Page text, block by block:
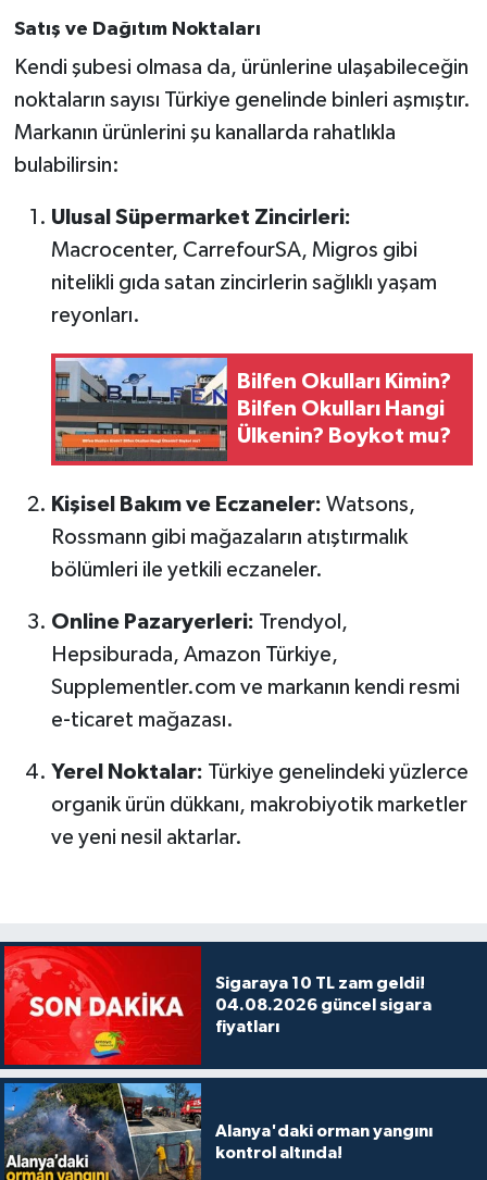
Satış ve Dağıtım Noktaları
Kendi şubesi olmasa da, ürünlerine ulaşabileceğin
noktaların sayısı Türkiye genelinde binleri aşmıştır.
Markanın ürünlerini şu kanallarda rahatlıkla
bulabilirsin:
Ulusal Süpermarket Zincirleri:
Macrocenter, CarrefourSA, Migros gibi
nitelikli gıda satan zincirlerin sağlıklı yaşam
reyonları.
Bilfen Okulları Kimin?
Bilfen Okulları Hangi
Ülkenin? Boykot mu?
Kişisel Bakım ve Eczaneler: Watsons,
Rossmann gibi mağazaların atıştırmalık
bölümleri ile yetkili eczaneler.
Online Pazaryerleri: Trendyol,
Hepsiburada, Amazon Türkiye,
Supplementler.com ve markanın kendi resmi
e-ticaret mağazası.
Yerel Noktalar: Türkiye genelindeki yüzlerce
organik ürün dükkanı, makrobiyotik marketler
ve yeni nesil aktarlar.
Sigaraya 10 TL zam geldi!
04.08.2026 güncel sigara
fiyatları
Alanya'daki orman yangını
kontrol altında!